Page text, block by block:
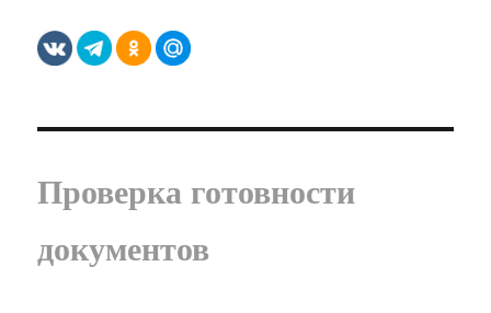
Проверка готовности
документов